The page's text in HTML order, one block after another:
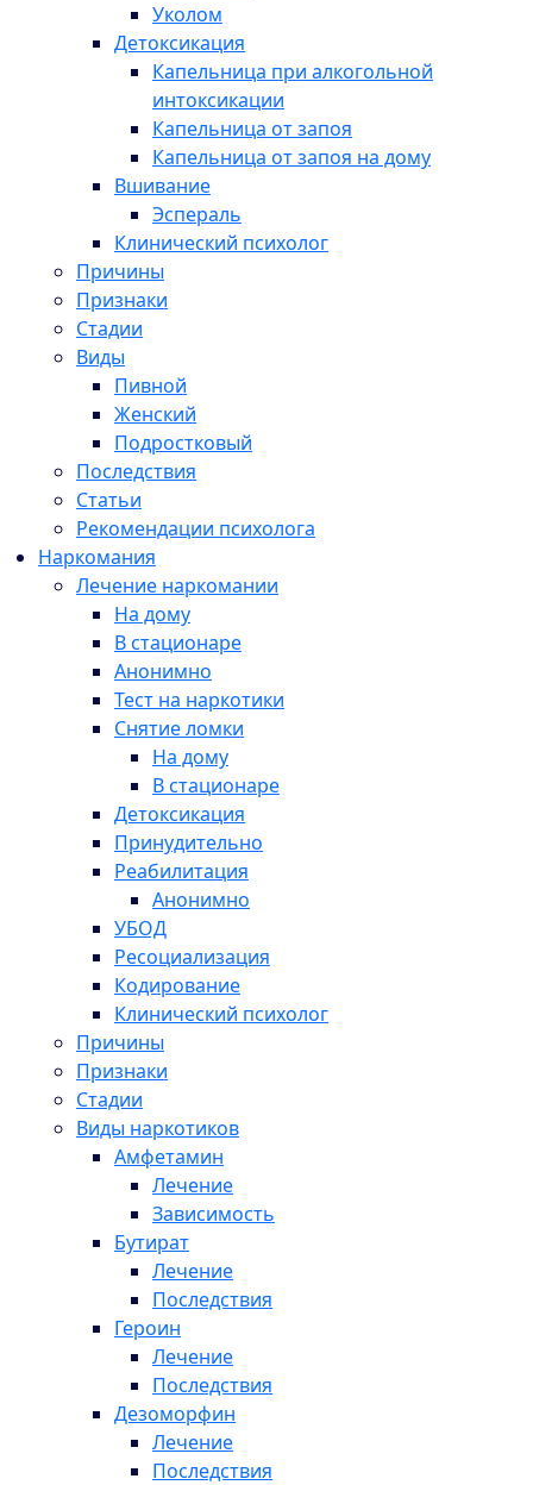
Уколом
Детоксикация
Капельница при алкогольной
интоксикации
Капельница от запоя
Капельница от запоя на дому
Вшивание
Эспераль
Клинический психолог
Причины
Признаки
Стадии
Виды
Пивной
Женский
Подростковый
Последствия
Статьи
Рекомендации психолога
Наркомания
Лечение наркомании
На дому
В стационаре
Анонимно
Тест на наркотики
Снятие ломки
На дому
В стационаре
Детоксикация
Принудительно
Реабилитация
Анонимно
УБОД
Ресоциализация
Кодирование
Клинический психолог
Причины
Признаки
Стадии
Виды наркотиков
Амфетамин
Лечение
Зависимость
Бутират
Лечение
Последствия
Героин
Лечение
Последствия
Дезоморфин
Лечение
Последствия